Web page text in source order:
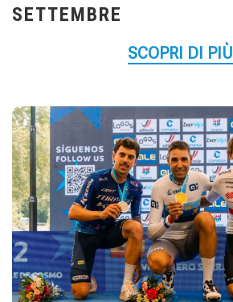
SETTEMBRE
SCOPRI DI PIÙ